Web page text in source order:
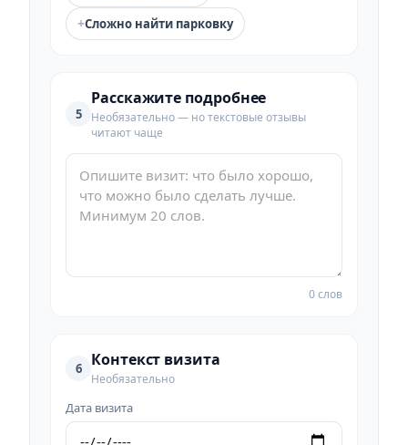
+Сложно найти парковку
5
Расскажите подробнее
Необязательно — но текстовые отзывы
читают чаще
0 слов
6 Контекст визита
Необязательно
Дата визита